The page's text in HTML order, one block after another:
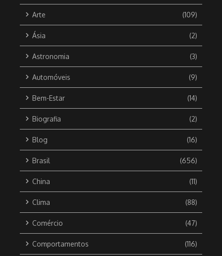
Arte (109)
Ásia (2)
Astronomia (3)
Automóveis (9)
Bem-Estar (14)
Biografia (2)
Blog (16)
Brasil (656)
China (11)
Clima (88)
Comércio (47)
Comportamentos (116)